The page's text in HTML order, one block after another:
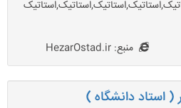
منبع: HezarOstad.ir
( استاد دانشگاه )